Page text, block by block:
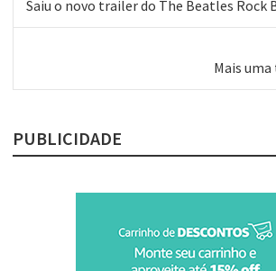
Post
Saiu o novo trailer do The Beatles Rock
Mais
PUBLICIDADE